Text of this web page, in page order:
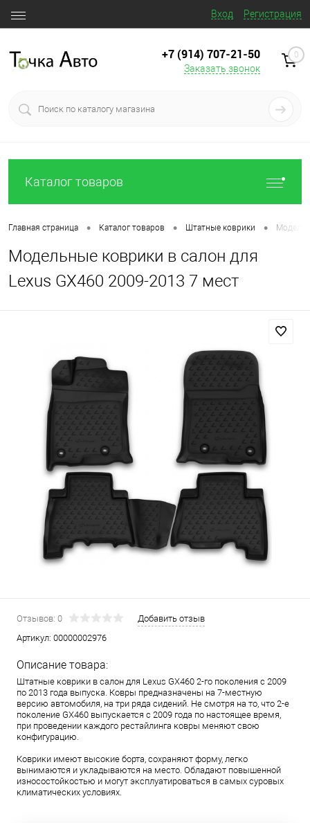
Вход Регистрация
+7 (914) 707‒21‒50
Заказать звонок
0
Каталог товаров
Главная страница • Каталог товаров • Штатные коврики •
Модельные коврики в салон для
Lexus GX460 2009-2013 7 мест
Отзывов: 0
Добавить отзыв
Артикул: 00000002976
Описание товара:
Штатные коврики в салон для Lexus GX460 2-го поколения с 2009
по 2013 года выпуска. Ковры предназначены на 7-местную
версию автомобиля, на три ряда сидений. Не смотря на то, что 2-е
поколение GX460 выпускается с 2009 года по настоящее время,
при проведении каждого рестайлинга ковры меняют свою
конфигурацию.
Коврики имеют высокие борта, сохраняют форму, легко
вынимаются и укладываются на место. Обладают повышенной
износостойкостью и могут эксплуатироваться в самых суровых
климатических условиях.